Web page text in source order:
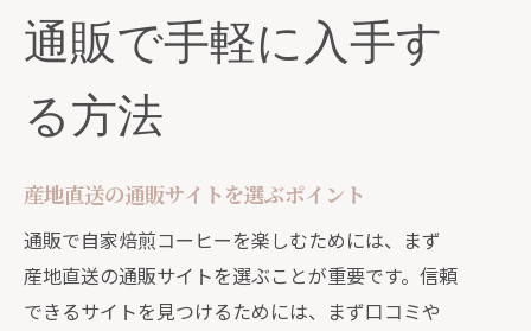
通販で手軽に入手す
る方法
産地直送の通販サイトを選ぶポイント
通販で自家焙煎コーヒーを楽しむためには、まず
産地直送の通販サイトを選ぶことが重要です。信頼
できるサイトを見つけるためには、まず口コミや